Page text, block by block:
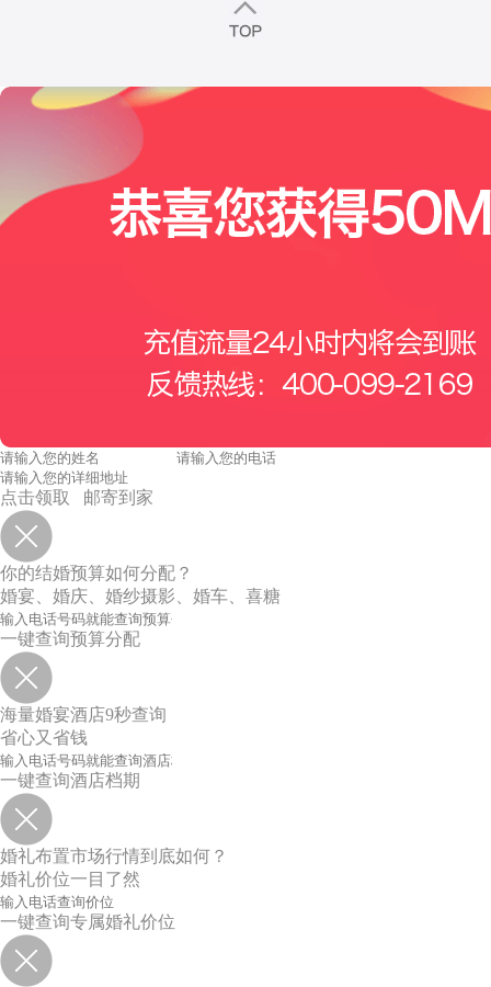
点击领取 邮寄到家
你的结婚预算如何分配？
婚宴、婚庆、婚纱摄影、婚车、喜糖
一键查询预算分配
海量婚宴酒店9秒查询
省心又省钱
一键查询酒店档期
婚礼布置市场行情到底如何？
婚礼价位一目了然
一键查询专属婚礼价位